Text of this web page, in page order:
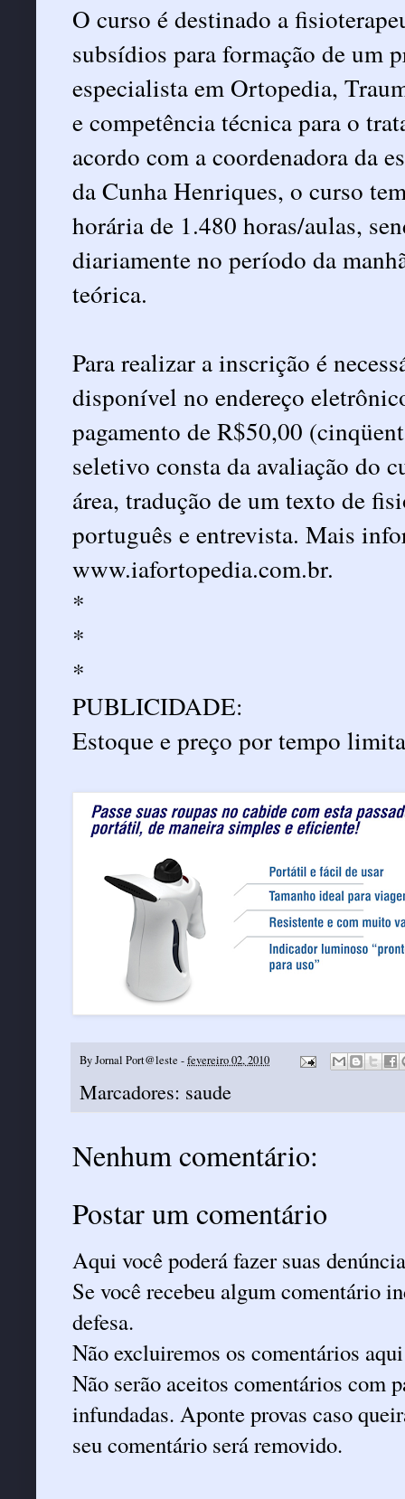
O curso é destinado a
subsídios para formação de um
especialista em Ortopedia,
e competência técnica para o
acordo com a coordenadora da
da Cunha Henriques, o curso
horária de 1.480 horas/aulas,
diariamente no período da
teórica.
Para realizar a inscrição é
disponível no endereço
pagamento de R$50,00
seletivo consta da avaliação do
área, tradução de um texto de
português e entrevista. Mais
www.iafortopedia.com.br.
*
*
*
PUBLICIDADE:
Estoque e preço por tempo
ByJornal Port@leste -fevereiro 02, 2010
Marcadores: saude
Nenhum comentário:
Postar um comentário
Aqui você poderá fazer suas
Se você recebeu algum comentário
defesa.
Não excluiremos os comentários
Não serão aceitos comentários com
infundadas. Aponte provas caso
seu comentário será removido.